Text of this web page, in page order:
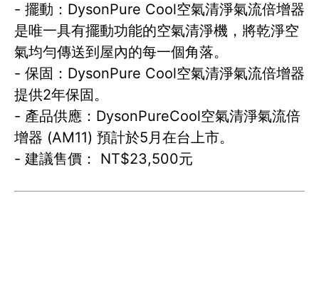
- 擺動：DysonPure Cool空氣清淨氣流倍增器
是唯一具有擺動功能的空氣清淨機，將乾淨空
氣均勻傳送到屋內的每一個角落。
- 保固：DysonPure Cool空氣清淨氣流倍增器
提供2年保固。
- 產品供應：DysonPureCool空氣清淨氣流倍
增器 (AM11) 預計於5月在台上市。
- 建議售價： NT$23,500元